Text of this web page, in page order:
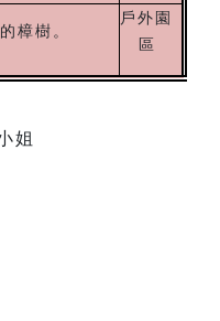
樟樹。
戶外園
區
姐